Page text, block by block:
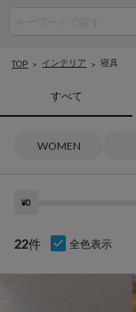
TOP インテリア 寝具
すべて
WOMEN
¥0
22件 全色表示